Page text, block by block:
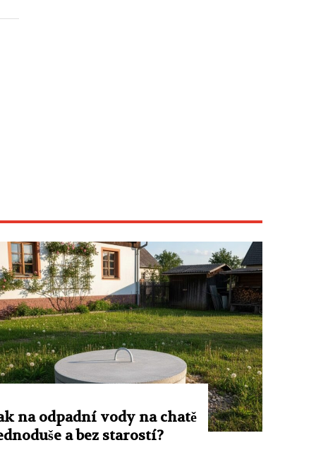
na odpadní vody na chatě
a bez starostí?